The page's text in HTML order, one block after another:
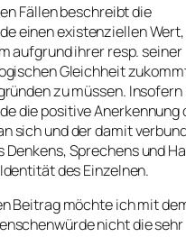
Fällen beschreibt die
einenexistenziellen Wert
aufgrund ihrer resp. seiner
Gleichheit
zu müssen. Insofern
die positive Anerkennung
sich und der damit
Denkens, Sprechens und
Identitätdes Einzelnen.
Beitrag möchte ich mit
nicht die sehr